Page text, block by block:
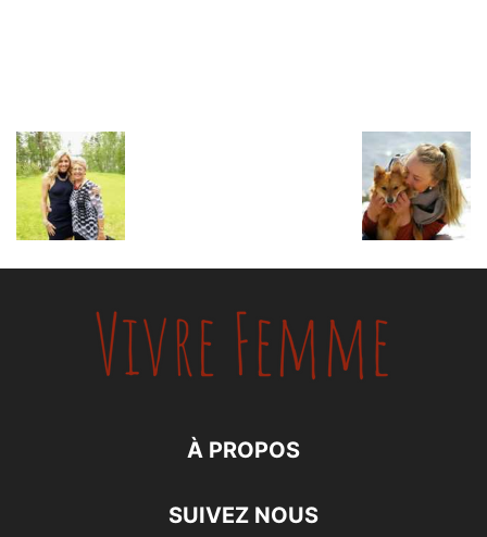
À PROPOS
SUIVEZ NOUS